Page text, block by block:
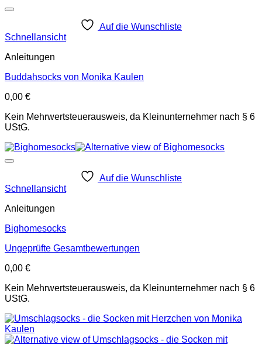
Auf die Wunschliste
Schnellansicht
Anleitungen
Buddahsocks von Monika Kaulen
0,00 €
Kein Mehrwertsteuerausweis, da Kleinunternehmer nach § 6
UStG.
Auf die Wunschliste
Schnellansicht
Anleitungen
Bighomesocks
Ungeprüfte Gesamtbewertungen
0,00 €
Kein Mehrwertsteuerausweis, da Kleinunternehmer nach § 6
UStG.